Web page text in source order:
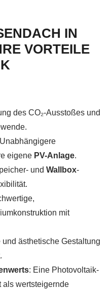
IN
VORTEILE
des CO₂-Ausstoßes und
eigene PV-Anlage.
und Wallbox-
mit
und ästhetische Gestaltung
: Eine Photovoltaik-
als wertsteigernde